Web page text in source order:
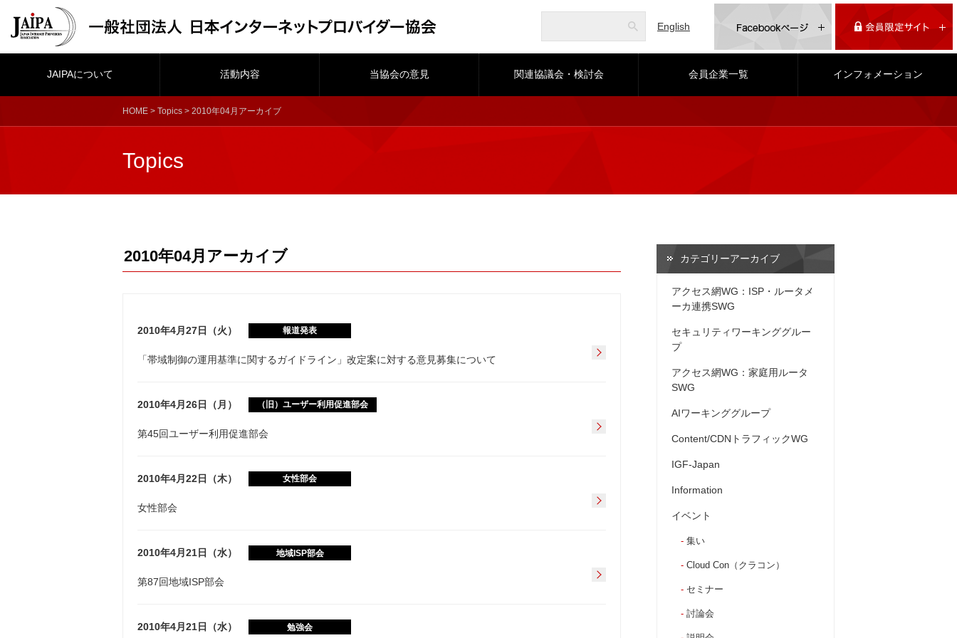
English
JAIPAについて 活動内容 当協会の意見 関連協議会・検討会 会員企業一覧 インフォメーション
HOME > Topics > 2010年04月アーカイブ
Topics
2010年04月アーカイブ
2010年4月27日（火） 報道発表
「帯域制御の運用基準に関するガイドライン」改定案に対する意見募集について
2010年4月26日（月） （旧）ユーザー利用促進部会
第45回ユーザー利用促進部会
2010年4月22日（木） 女性部会
女性部会
2010年4月21日（水） 地域ISP部会
第87回地域ISP部会
2010年4月21日（水） 勉強会
カテゴリーアーカイブ
アクセス網WG：ISP・ルータメ
ーカ連携SWG
セキュリティワーキンググルー
プ
アクセス網WG：家庭用ルータ
SWG
AIワーキンググループ
Content/CDNトラフィックWG
IGF-Japan
Information
イベント
集い
Cloud Con（クラコン）
セミナー
討論会